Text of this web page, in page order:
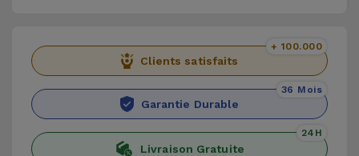
Clients satisfaits
+ 100.000
Garantie Durable
36 Mois
Livraison Gratuite
24H